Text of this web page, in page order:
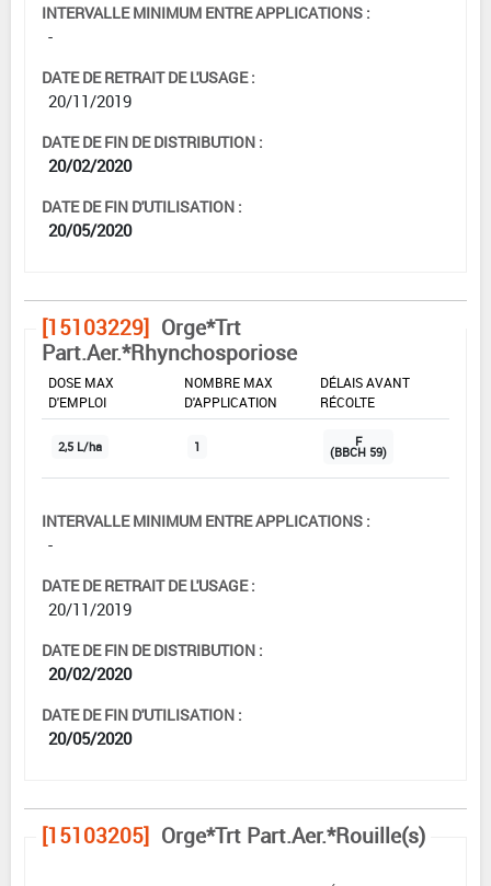
INTERVALLE MINIMUM ENTRE APPLICATIONS :
-
DATE DE RETRAIT DE L'USAGE :
20/11/2019
DATE DE FIN DE DISTRIBUTION :
20/02/2020
DATE DE FIN D'UTILISATION :
20/05/2020
[15103229] Orge*Trt
Part.Aer.*Rhynchosporiose
DOSE MAX
D'EMPLOI
NOMBRE MAX
D'APPLICATION
DÉLAIS AVANT
RÉCOLTE
2,5 L/ha 1 F
(BBCH 59)
INTERVALLE MINIMUM ENTRE APPLICATIONS :
-
DATE DE RETRAIT DE L'USAGE :
20/11/2019
DATE DE FIN DE DISTRIBUTION :
20/02/2020
DATE DE FIN D'UTILISATION :
20/05/2020
[15103205] Orge*Trt Part.Aer.*Rouille(s)